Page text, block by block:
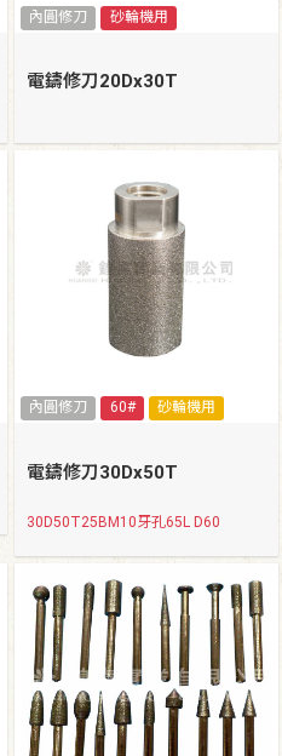
內圓修刀 砂輪機用
電鑄修刀20Dx30T
內圓修刀 60# 砂輪機用
電鑄修刀30Dx50T
30D50T25BM10牙孔65L D60